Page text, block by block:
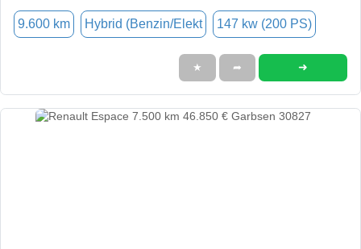
9.600 km Hybrid (Benzin/Elekt 147 kw (200 PS)
★ ➦ ➜